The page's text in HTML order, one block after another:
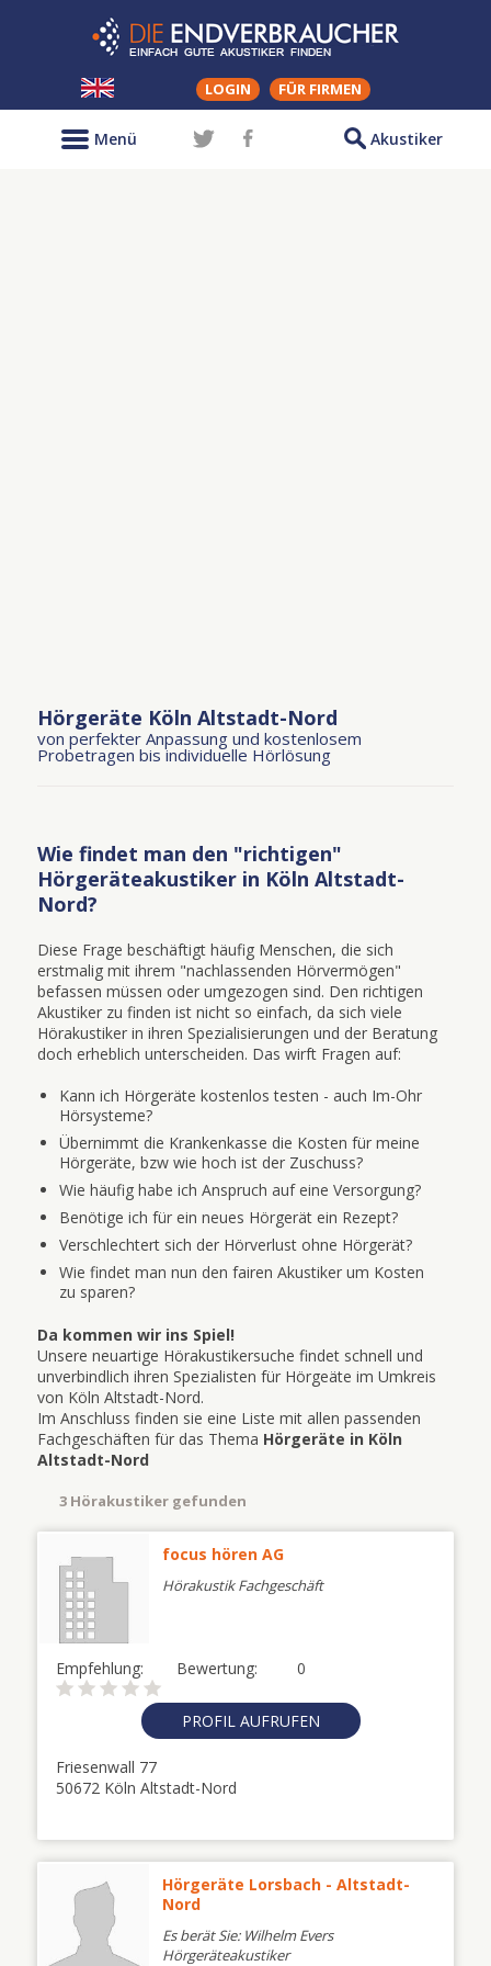
LOGIN FÜR FIRMEN
Akustiker
Menü
Hörgeräte Köln Altstadt-Nord
von perfekter Anpassung und kostenlosem
Probetragen bis individuelle Hörlösung
Wie findet man den "richtigen"
Hörgeräteakustiker in Köln Altstadt-
Nord?
Diese Frage beschäftigt häufig Menschen, die sich
erstmalig mit ihrem "nachlassenden Hörvermögen"
befassen müssen oder umgezogen sind. Den richtigen
Akustiker zu finden ist nicht so einfach, da sich viele
Hörakustiker in ihren Spezialisierungen und der Beratung
doch erheblich unterscheiden. Das wirft Fragen auf:
Kann ich Hörgeräte kostenlos testen - auch Im-Ohr
Hörsysteme?
Übernimmt die Krankenkasse die Kosten für meine
Hörgeräte, bzw wie hoch ist der Zuschuss?
Wie häufig habe ich Anspruch auf eine Versorgung?
Benötige ich für ein neues Hörgerät ein Rezept?
Verschlechtert sich der Hörverlust ohne Hörgerät?
Wie findet man nun den fairen Akustiker um Kosten
zu sparen?
Da kommen wir ins Spiel!
Unsere neuartige Hörakustikersuche findet schnell und
unverbindlich ihren Spezialisten für Hörgeäte im Umkreis
von Köln Altstadt-Nord.
Im Anschluss finden sie eine Liste mit allen passenden
Fachgeschäften für das Thema Hörgeräte in Köln
Altstadt-Nord
3 Hörakustiker gefunden
focus hören AG
Hörakustik Fachgeschäft
Empfehlung: 0
Bewertung:
PROFIL AUFRUFEN
Friesenwall 77
50672 Köln Altstadt-Nord
Hörgeräte Lorsbach - Altstadt-
Nord
Es berät Sie: Wilhelm Evers
Hörgeräteakustiker